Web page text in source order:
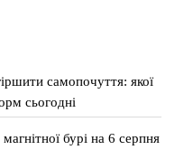
самопочуття: якої
сьогодні
бурі на 6 серпня